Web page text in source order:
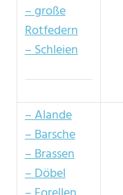
– große
Rotfedern
– Schleien
– Alande
– Barsche
– Brassen
– Döbel